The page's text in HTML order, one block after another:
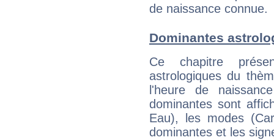
de naissance connue.
Dominantes
Ce chapitre
astrologiques du
l'heure de
dominantes sont
Eau), les modes
dominantes et les